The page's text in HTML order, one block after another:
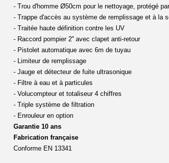
- Trou d'homme Ø50cm pour le nettoyage, protégé
- Trappe d'accès au système de remplissage et à la
- Traitée haute définition contre les UV
- Raccord pompier 2'' avec clapet anti-retour
- Pistolet automatique avec 6m de tuyau
- Limiteur de remplissage
- Jauge et détecteur de fuite ultrasonique
- Filtre à eau et à particules
- Volucompteur et totaliseur 4 chiffres
- Triple système de filtration
- Enrouleur en option
Garantie 10 ans
Fabrication française
Conforme EN 13341